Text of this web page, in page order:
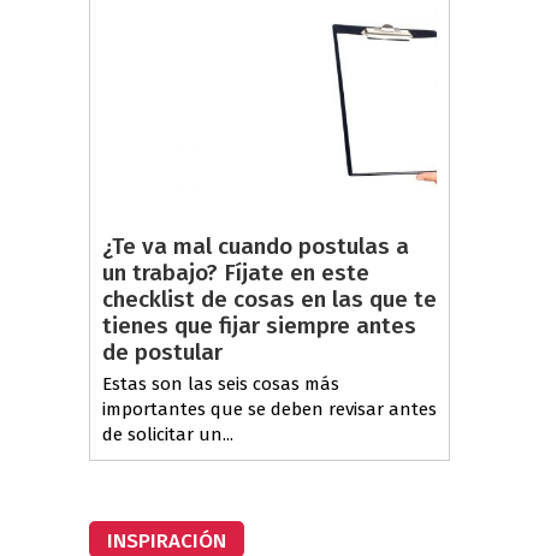
¿Te va mal cuando postulas a
un trabajo? Fíjate en este
checklist de cosas en las que te
tienes que fijar siempre antes
de postular
Estas son las seis cosas más
importantes que se deben revisar antes
de solicitar un...
INSPIRACIÓN